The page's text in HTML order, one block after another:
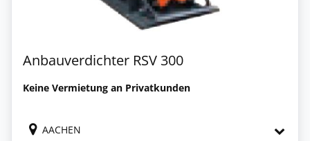
Anbauverdichter RSV 300
Keine Vermietung an Privatkunden
AACHEN